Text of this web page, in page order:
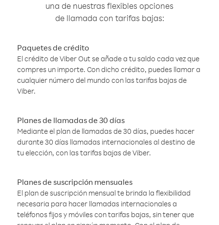
una de nuestras flexibles opciones
de llamada con tarifas bajas:
Paquetes de crédito
El crédito de Viber Out se añade a tu saldo cada vez que
compres un importe. Con dicho crédito, puedes llamar a
cualquier número del mundo con las tarifas bajas de
Viber.
Planes de llamadas de 30 días
Mediante el plan de llamadas de 30 días, puedes hacer
durante 30 días llamadas internacionales al destino de
tu elección, con las tarifas bajas de Viber.
Planes de suscripción mensuales
El plan de suscripción mensual te brinda la flexibilidad
necesaria para hacer llamadas internacionales a
teléfonos fijos y móviles con tarifas bajas, sin tener que